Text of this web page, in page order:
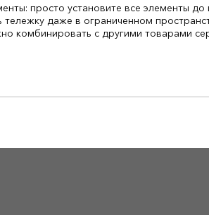
просто установите все элементы до
даже в ограниченном
комбинировать с другими товарами